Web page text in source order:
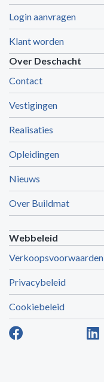
Login aanvragen
Klant worden
Over Deschacht
Contact
Vestigingen
Realisaties
Opleidingen
Nieuws
Over Buildmat
Webbeleid
Verkoopsvoorwaarden
Privacybeleid
Cookiebeleid